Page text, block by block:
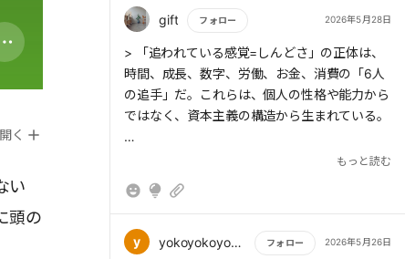
開く
い
頭の
gift フォロー 2026年5月28日
もっと読む
> 「追われている感覚=しんどさ」の正体は、
時間、成長、数字、労働、お金、消費の「6人
の追手」だ。これらは、個人の性格や能力から
ではなく、資本主義の構造から生まれている。
> 時間、成長、数字、労働、お金、消費の「6
業、市場、商品、資本、イノベーション、金
もっと読む
y yokoyokoyoko1981 フォロー 2026年5月26日